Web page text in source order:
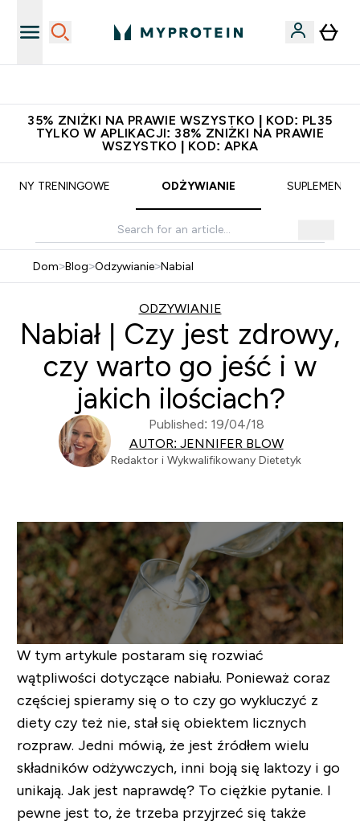
35% ZNIŻKI NA PRAWIE WSZYSTKO | KOD: PL35
TYLKO W APLIKACJI: 38% ZNIŻKI NA PRAWIE
WSZYSTKO | KOD: APKA
PLANY TRENINGOWE ODŻYWIANIE SUPLEMENTY
Dom>Blog>Odzywianie>Nabial
ODZYWIANIE
Nabiał | Czy jest zdrowy,
czy warto go jeść i w
jakich ilościach?
Published: 19/04/18
AUTOR: JENNIFER BLOW
Redaktor i Wykwalifikowany Dietetyk
W tym artykule postaram się rozwiać
wątpliwości dotyczące nabiału. Ponieważ coraz
częściej spieramy się o to czy go wykluczyć z
diety czy też nie, stał się obiektem licznych
rozpraw. Jedni mówią, że jest źródłem wielu
składników odżywczych, inni boją się laktozy i go
unikają. Jak jest naprawdę? To ciężkie pytanie. I
pewne jest to, że trzeba przyjrzeć się także